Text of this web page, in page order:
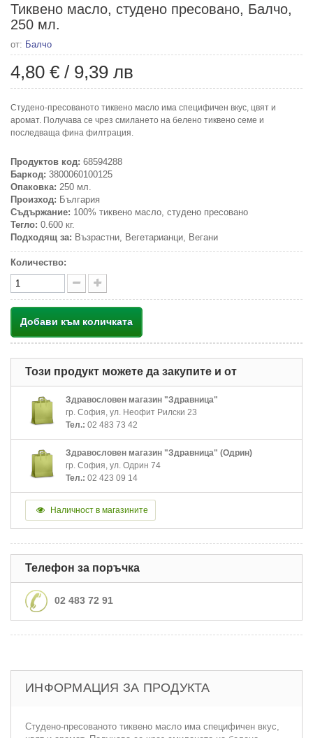
Тиквено масло, студено пресовано, Балчо,
250 мл.
от: Балчо
4,80 € / 9,39 лв
Студено-пресованото тиквено масло има специфичен вкус, цвят и
аромат. Получава се чрез смилането на белено тиквено семе и
последваща фина филтрация.
Продуктов код: 68594288
Баркод: 3800060100125
Опаковка: 250 мл.
Произход: България
Съдържание: 100% тиквено масло, студено пресовано
Тегло: 0.600 кг.
Подходящ за: Възрастни, Вегетарианци, Вегани
Количество:
Добави към количката
Този продукт можете да закупите и от
Здравословен магазин "Здравница"
гр. София, ул. Неофит Рилски 23
Тел.: 02 483 73 42
Здравословен магазин "Здравница" (Одрин)
гр. София, ул. Одрин 74
Тел.: 02 423 09 14
Наличност в магазините
Телефон за поръчка
02 483 72 91
ИНФОРМАЦИЯ ЗА ПРОДУКТА
Студено-пресованото тиквено масло има специфичен вкус,